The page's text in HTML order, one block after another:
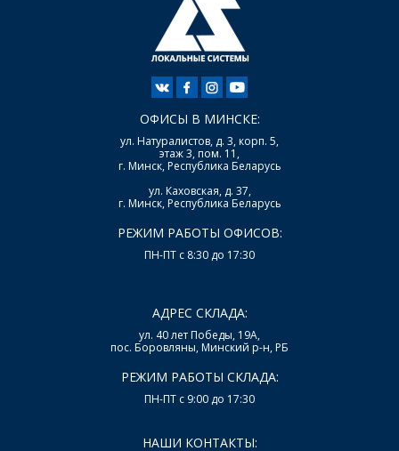
ОФИСЫ В МИНСКЕ:
ул. Натуралистов, д. 3, корп. 5,
этаж 3, пом. 11,
г. Минск, Республика Беларусь
ул. Каховская, д. 37,
г. Минск, Республика Беларусь
РЕЖИМ РАБОТЫ ОФИСОВ:
ПН-ПТ с 8:30 до 17:30
АДРЕС СКЛАДА:
ул. 40 лет Победы, 19А,
пос. Боровляны, Минский р-н, РБ
РЕЖИМ РАБОТЫ СКЛАДА:
ПН-ПТ с 9:00 до 17:30
НАШИ КОНТАКТЫ: